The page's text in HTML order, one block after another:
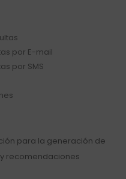
por E-mail
por SMS
para la generación de
recomendaciones